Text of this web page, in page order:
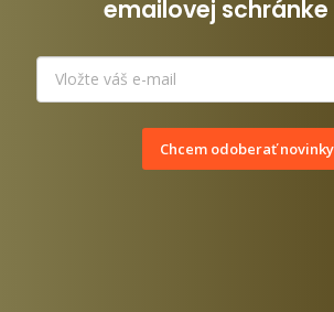
emailovej schránke
Chcem odoberať novinky